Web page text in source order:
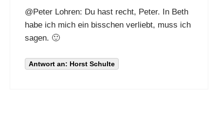
@Peter Lohren: Du hast recht, Peter. In Beth
habe ich mich ein bisschen verliebt, muss ich
sagen. 🙂
Antwort an: Horst Schulte